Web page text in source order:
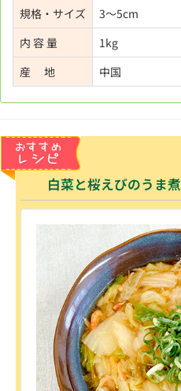
規格・サイズ
3～5cm
内 容 量
1kg
産 地
中国
白菜と桜えびのうま煮